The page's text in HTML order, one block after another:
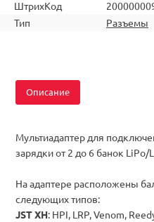
ШтрихКод
Тип
Разъемы
Описание
Мультиадаптер для
зарядки от 2 до 6 банок LiPo/
На адаптере расположены
следующих типов:
JST XH: HPI, LRP, Venom,